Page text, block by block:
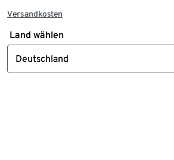
Versandkosten
Land wählen
Deutschland